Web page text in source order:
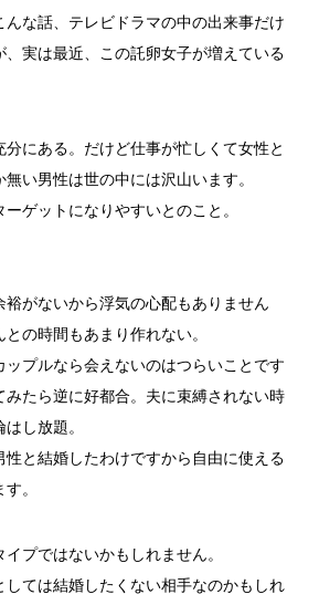
んな話、テレビドラマの中の出来事だけ
、実は最近、この託卵女子が増えている
にある。だけど仕事が忙しくて女性と
い男性は世の中には沢山います。
ゲットになりやすいとのこと。
裕がないから浮気の心配もありません
の時間もあまり作れない。
プルなら会えないのはつらいことです
みたら逆に好都合。夫に束縛されない時
し放題。
と結婚したわけですから自由に使える
。
プではないかもしれません。
しては結婚したくない相手なのかもしれ